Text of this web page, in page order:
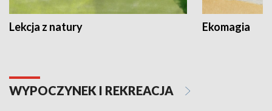
Lekcja z natury Ekomagia
WYPOCZYNEK I REKREACJA